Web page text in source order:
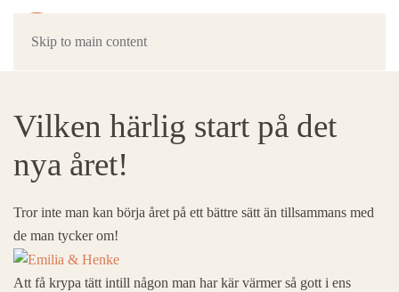
Skip to main content
Vilken härlig start på det
nya året!
Tror inte man kan börja året på ett bättre sätt än tillsammans med
de man tycker om!
Att få krypa tätt intill någon man har kär värmer så gott i ens